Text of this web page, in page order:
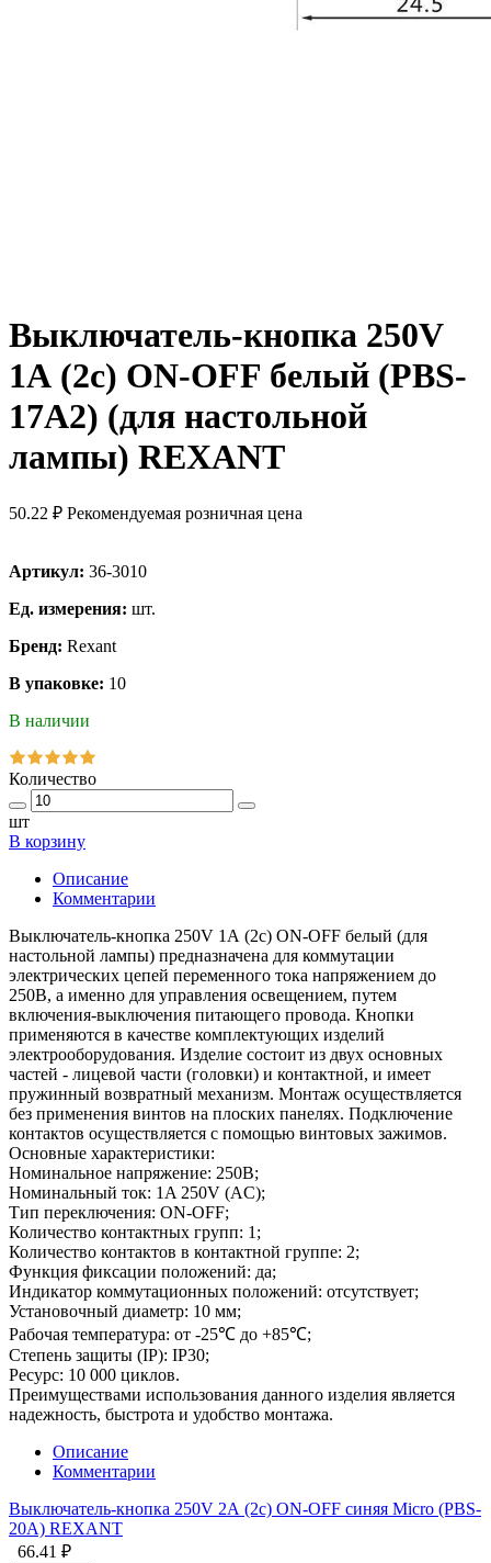
Выключатель-кнопка 250V
1А (2с) ON-OFF белый (PBS-
17A2) (для настольной
лампы) REXANT
50.22 ₽ Рекомендуемая розничная цена
Артикул: 36-3010
Ед. измерения: шт.
Бренд: Rexant
В упаковке: 10
В наличии
Количество
шт
В корзину
Описание
Комментарии
Выключатель-кнопка 250V 1А (2с) ON-OFF белый (для
настольной лампы) предназначена для коммутации
электрических цепей переменного тока напряжением до
250В, а именно для управления освещением, путем
включения-выключения питающего провода. Кнопки
применяются в качестве комплектующих изделий
электрооборудования. Изделие состоит из двух основных
частей - лицевой части (головки) и контактной, и имеет
пружинный возвратный механизм. Монтаж осуществляется
без применения винтов на плоских панелях. Подключение
контактов осуществляется с помощью винтовых зажимов.
Основные характеристики:
Номинальное напряжение: 250В;
Номинальный ток: 1A 250V (AC);
Тип переключения: ON-OFF;
Количество контактных групп: 1;
Количество контактов в контактной группе: 2;
Функция фиксации положений: да;
Индикатор коммутационных положений: отсутствует;
Установочный диаметр: 10 мм;
Рабочая температура: от -25℃ до +85℃;
Степень защиты (IP): IP30;
Ресурс: 10 000 циклов.
Преимуществами использования данного изделия является
надежность, быстрота и удобство монтажа.
Описание
Комментарии
Выключатель-кнопка 250V 2А (2с) ON-OFF синяя Micro (PBS-
20А) REXANT
66.41 ₽